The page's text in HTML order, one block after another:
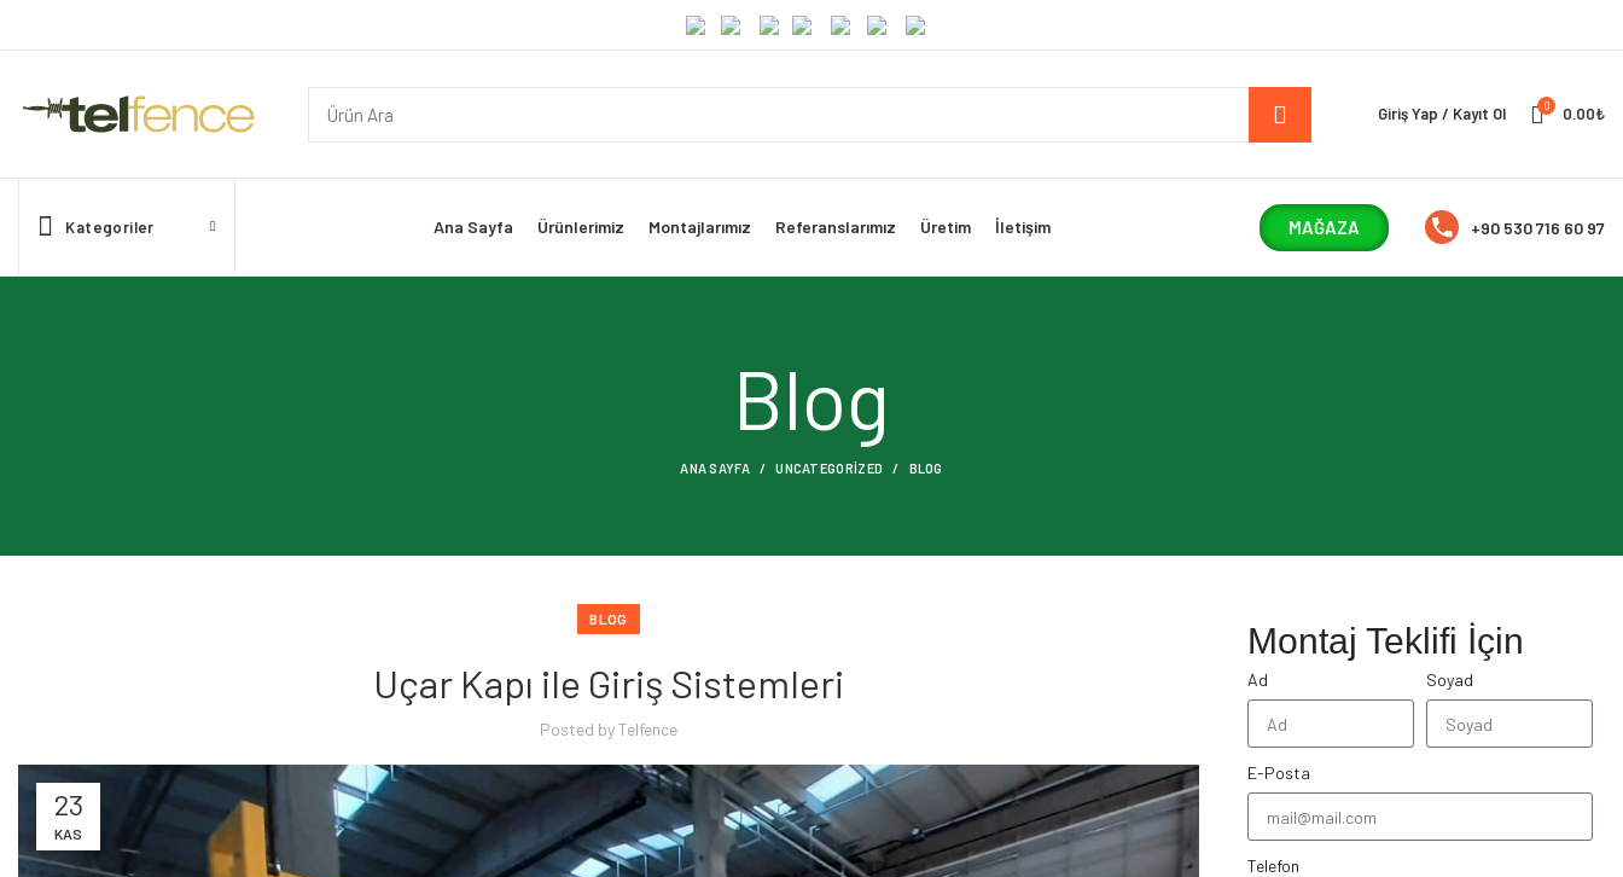
Giriş Yap / Kayıt Ol 0 0.00₺
Kategoriler Ana Sayfa Ürünlerimiz Montajlarımız Referanslarımız Üretim İletişim MAĞAZA
Blog
ANA SAYFA UNCATEGORIZED BLOG
BLOG
Uçar Kapı ile Giriş Sistemleri
Posted byTelfence
23
KAS
Montaj Teklifi İçin
Ad Soyad
E-Posta
Telefon